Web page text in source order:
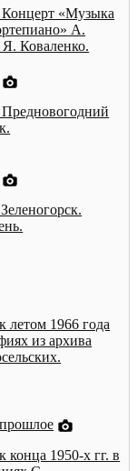
Концерт «Музыка
А.
Коваленко.
Предновогодний
летом 1966 года
из архива
конца 1950-х гг. в